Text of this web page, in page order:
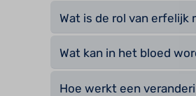
Wat is de rol van erfelijk
Wat kan in het bloed
Hoe werkt een